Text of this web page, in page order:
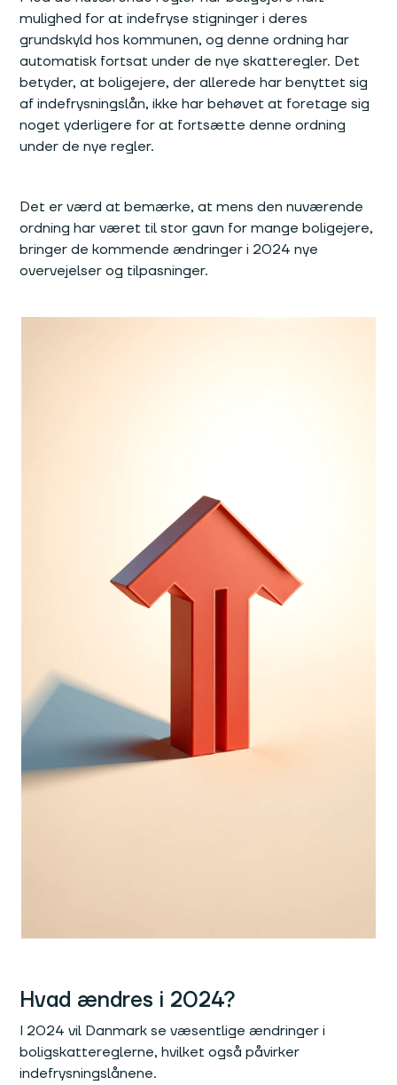
mulighed for at indefryse stigninger i deres
grundskyld hos kommunen, og denne ordning har
automatisk fortsat under de nye skatteregler. Det
betyder, at boligejere, der allerede har benyttet sig
af indefrysningslån, ikke har behøvet at foretage sig
noget yderligere for at fortsætte denne ordning
under de nye regler.
Det er værd at bemærke, at mens den nuværende
ordning har været til stor gavn for mange boligejere,
bringer de kommende ændringer i 2024 nye
overvejelser og tilpasninger.
Hvad ændres i 2024?
I 2024 vil Danmark se væsentlige ændringer i
boligskattereglerne, hvilket også påvirker
indefrysningslånene.